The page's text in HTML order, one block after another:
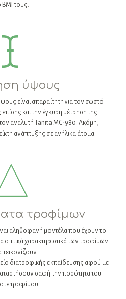
BMI τους.
ύψους
είναι απαραίτητη για τον σωστό
και την έγκυρη μέτρηση της
αναλυτή Tanita MC-980. Ακόμη,
ανάπτυξης σε ανήλικα άτομα.
τροφίμων
αληθοφανή μοντέλα που έχουν το
οπτικά χαρακτηριστικά των τροφίμων
διατροφικής εκπαίδευσης αφού με
σαφή την ποσότητα του
τροφίμου.